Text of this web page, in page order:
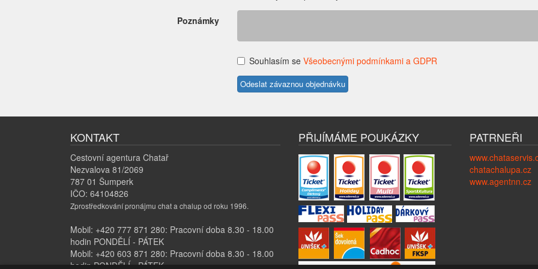
Poznámky
Souhlasím se Všeobecnými podmínkami a GDPR
KONTAKT
Cestovní agentura Chatař
Nezvalova 81/2069
787 01 Šumperk
IČO: 64104826
Zprostředkování pronájmu chat a chalup od roku 1996.
Mobil: +420 777 871 280: Pracovní doba 8.30 - 18.00
hodin PONDĚLÍ - PÁTEK
Mobil: +420 603 871 280: Pracovní doba 8.30 - 18.00
hodin PONDĚLÍ - PÁTEK
PŘIJÍMÁME POUKÁZKY PATRNEŘI
chatachalupa.cz
www.agentnn.cz